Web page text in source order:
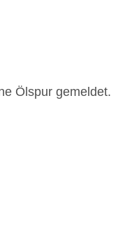
Ölspur gemeldet.